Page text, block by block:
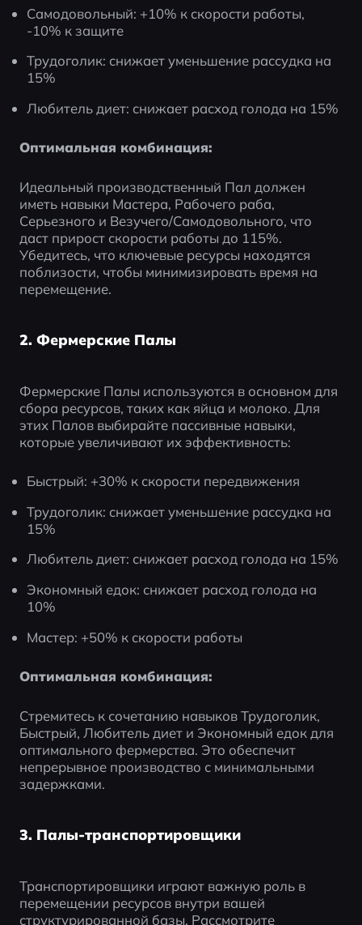
Самодовольный: +10% к скорости работы,
-10% к защите
Трудоголик: снижает уменьшение рассудка на
15%
Любитель диет: снижает расход голода на 15%
Оптимальная комбинация:
Идеальный производственный Пал должен
иметь навыки Мастера, Рабочего раба,
Серьезного и Везучего/Самодовольного, что
даст прирост скорости работы до 115%.
Убедитесь, что ключевые ресурсы находятся
поблизости, чтобы минимизировать время на
перемещение.
2. Фермерские Палы
Фермерские Палы используются в основном для
сбора ресурсов, таких как яйца и молоко. Для
этих Палов выбирайте пассивные навыки,
которые увеличивают их эффективность:
Быстрый: +30% к скорости передвижения
Трудоголик: снижает уменьшение рассудка на
15%
Любитель диет: снижает расход голода на 15%
Экономный едок: снижает расход голода на
10%
Мастер: +50% к скорости работы
Оптимальная комбинация:
Стремитесь к сочетанию навыков Трудоголик,
Быстрый, Любитель диет и Экономный едок для
оптимального фермерства. Это обеспечит
непрерывное производство с минимальными
задержками.
3. Палы-транспортировщики
Транспортировщики играют важную роль в
перемещении ресурсов внутри вашей
структурированной базы. Рассмотрите